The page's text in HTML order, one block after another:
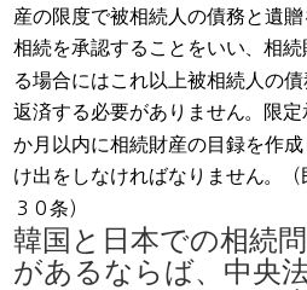
産の限度で被相続人の債務と遺
相続を承認することをいい、相
る場合にはこれ以上被相続人の債
返済する必要がありません。限
か月以内に相続財産の目録を作
け出をしなければなりません。（
３０条）
韓国と日本での相続
があるならば、中央